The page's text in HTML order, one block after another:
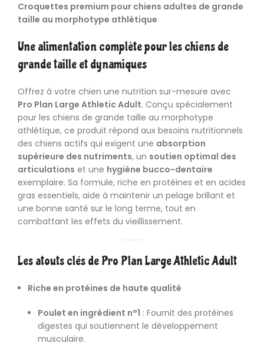
Croquettes premium pour chiens adultes de grande
taille au morphotype athlétique
Une alimentation complète pour les chiens de
grande taille et dynamiques
Offrez à votre chien une nutrition sur-mesure avec
Pro Plan Large Athletic Adult. Conçu spécialement
pour les chiens de grande taille au morphotype
athlétique, ce produit répond aux besoins nutritionnels
des chiens actifs qui exigent une absorption
supérieure des nutriments, un soutien optimal des
articulations et une hygiène bucco-dentaire
exemplaire. Sa formule, riche en protéines et en acides
gras essentiels, aide à maintenir un pelage brillant et
une bonne santé sur le long terme, tout en
combattant les effets du vieillissement.
Les atouts clés de Pro Plan Large Athletic Adult
Riche en protéines de haute qualité
Poulet en ingrédient n°1 : Fournit des protéines
digestes qui soutiennent le développement
musculaire.